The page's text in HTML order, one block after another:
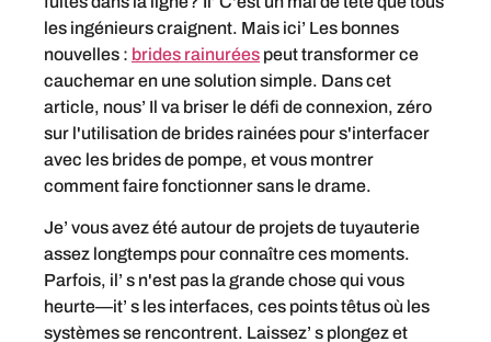
les ingénieurs craignent. Mais ici’ Les bonnes
nouvelles : brides rainurées peut transformer ce
cauchemar en une solution simple. Dans cet
article, nous’ Il va briser le défi de connexion, zéro
sur l'utilisation de brides rainées pour s'interfacer
avec les brides de pompe, et vous montrer
comment faire fonctionner sans le drame.
Je’ vous avez été autour de projets de tuyauterie
assez longtemps pour connaître ces moments.
Parfois, il’ s n'est pas la grande chose qui vous
heurte—it’ s les interfaces, ces points têtus où les
systèmes se rencontrent. Laissez’ s plongez et